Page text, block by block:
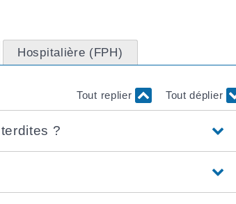
Hospitalière (FPH)
Tout replier Tout déplier
?